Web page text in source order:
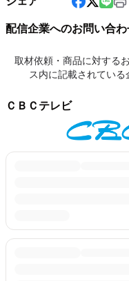
配信企業へのお問い合わ
取材依頼・商品に対する
ス内に記載されている
ＣＢＣテレビ